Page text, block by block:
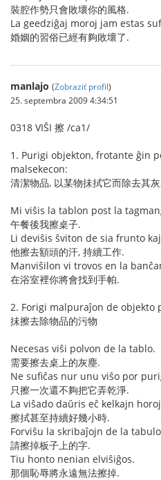
裝腔作勢只會敗壞你的風格.
La geedziĝaj moroj jam estas
婚姻的習俗已經有夠敗壞了.
manlajo (Zobraziť profil)
25. septembra 2009 4:34:51
0318 VIŜI 擦 /ca1/
1. Purigi objekton, frotante ĝin
malsekecon:
清潔物品, 以某物抺拭它而除去其
Mi viŝis la tablon post la
午餐後我擦桌子.
Li deviŝis ŝviton de sia frunto
他擦去額頭的汗, 持續工作.
Manviŝilon vi trovos en la
在浴室裡你將會找到手帕.
2. Forigi malpuraĵon de objekto
抺擦去除物品的污物
Necesas viŝi polvon de la tablo.
需要擦去桌上的灰塵.
Ne sufiĉas nur unu viŝo por
只擦一次還不夠把它弄乾淨.
La viŝado daŭris eĉ kelkajn
擦拭甚至持續好幾小時.
Forviŝu la skribaĵojn de la
請擦掉板子上的字.
Tiu honto nenian elviŝiĝos.
那個恥辱將永遠無法擦掉.